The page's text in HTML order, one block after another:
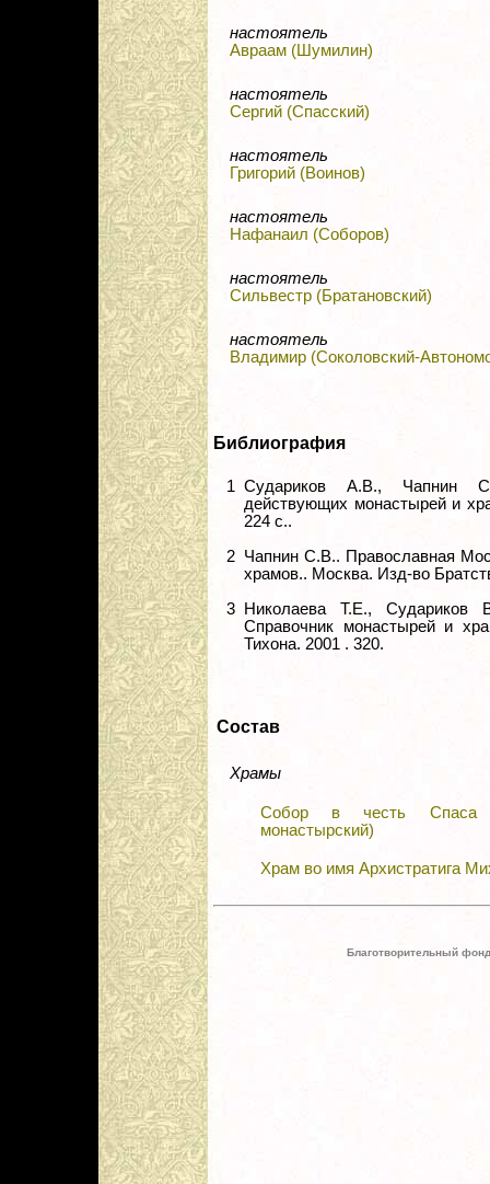
настоятель
Авраам (Шумилин)
настоятель
Сергий (Спасский)
настоятель
Григорий (Воинов)
настоятель
Нафанаил (Соборов)
настоятель
Сильвестр (Братановский)
настоятель
Владимир (Соколовский-
Библиография
1 Судариков А.В., Чапнин
действующих монастырей и
224 с..
2 Чапнин С.В.. Православная
храмов.. Москва. Изд-во
3
Николаева Т.Е., Судариков
Справочник монастырей и
Тихона. 2001 . 320.
Состав
Храмы
Собор в честь Спаса
монастырский)
Храм во имя Архистратига
Благотворительный